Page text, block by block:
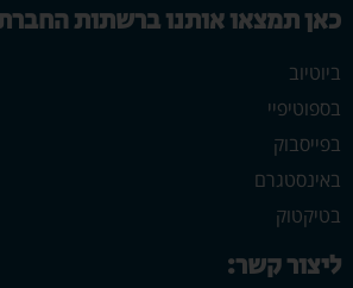
כאן תמצאו אותנו ברשתות
ביוטיוב
בספוטיפיי
בפייסבוק
באינסטגרם
בטיקטוק
ליצור קשר: